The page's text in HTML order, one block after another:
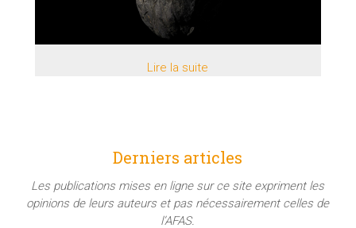
Lire la suite
Derniers articles
Les publications mises en ligne sur ce site expriment les
opinions de leurs auteurs et pas nécessairement celles de
l’AFAS.